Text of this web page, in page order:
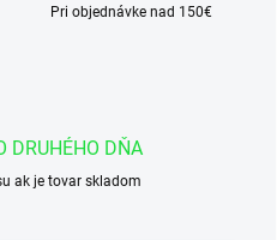
Pri objednávke nad 150€
DRUHÉHO DŇA
ak je tovar skladom